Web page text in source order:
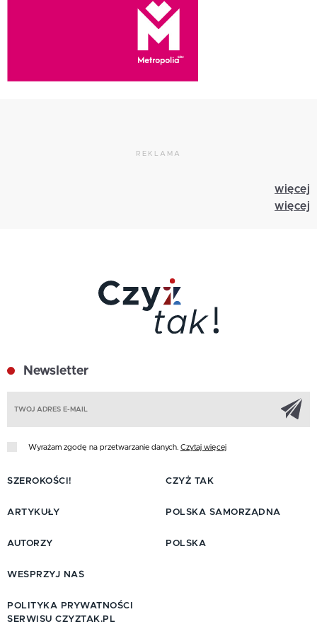
REKLAMA
więcej
więcej
Newsletter
Wyrażam zgodę na przetwarzanie danych. Czytaj więcej
SZEROKOŚCI!
ARTYKUŁY
AUTORZY
CZYŻ TAK
POLSKA SAMORZĄDNA
POLSKA
WESPRZYJ NAS
POLITYKA PRYWATNOŚCI
SERWISU CZYZTAK.PL